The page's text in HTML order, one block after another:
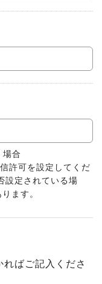
合
許可を設定してくだ
設定されている場
ます。
ばご記入くださ